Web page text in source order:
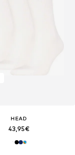
HEAD
43,95€